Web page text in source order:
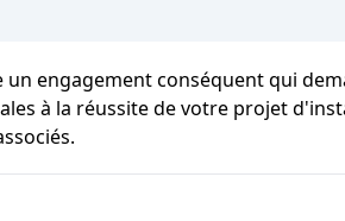
engagement conséquent qui
à la réussite de votre projet